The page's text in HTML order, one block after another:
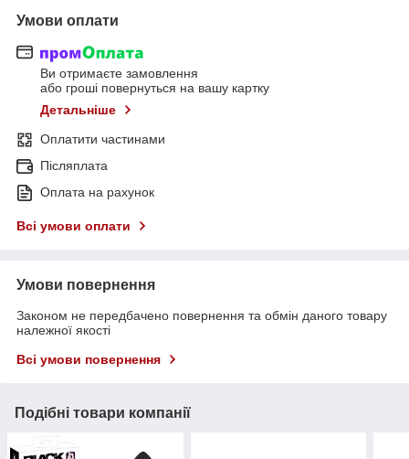
Умови оплати
Ви отримаєте замовлення
або гроші повернуться на вашу картку
Детальніше
Оплатити частинами
Післяплата
Оплата на рахунок
Всі умови оплати
Умови повернення
Законом не передбачено повернення та обмін даного товару
належної якості
Всі умови повернення
Подібні товари компанії